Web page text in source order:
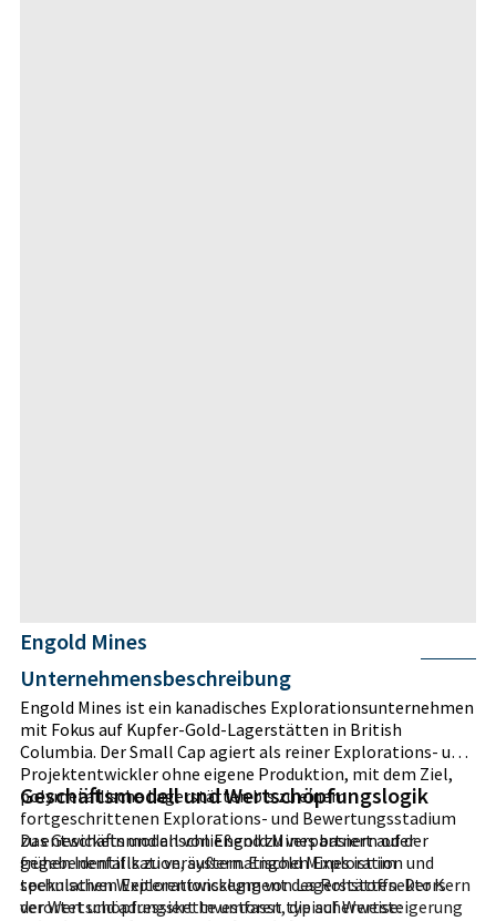
Engold Mines
Unternehmensbeschreibung
Engold Mines ist ein kanadisches Explorationsunternehmen
mit Fokus auf Kupfer-Gold-Lagerstätten in British
Columbia. Der Small Cap agiert als reiner Explorations- und
Projektentwickler ohne eigene Produktion, mit dem Ziel,
polymetallische Lagerstätten bis zu einem
fortgeschrittenen Explorations- und Bewertungsstadium
zu entwickeln und anschließend zu verpartnern oder
gegebenenfalls zu veräußern. Engold Mines ist im
spekulativen Explorationssegment des Rohstoffsektors
verortet und adressiert Investoren, die auf Wertsteigerung
Geschäftsmodell und Wertschöpfungslogik
Das Geschäftsmodell von Engold Mines basiert auf der
frühen Identifikation, systematischen Exploration und
technischen Weiterentwicklung von Lagerstätten. Der Kern
der Wertschöpfungskette umfasst typischerweise: